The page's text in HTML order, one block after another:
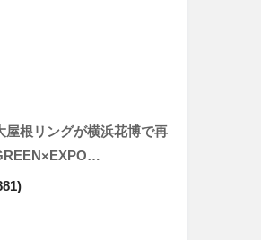
屋根リングが横浜花博で再